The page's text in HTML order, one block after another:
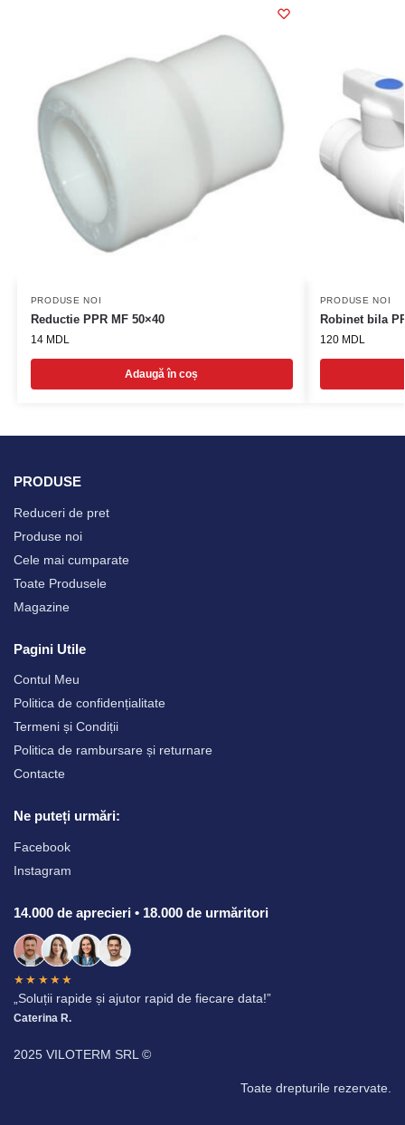
PRODUSE NOI
Reductie PPR MF 50×40
14 MDL
Adaugă în coș
PRODUSE NOI
Robinet bila
120 MDL
PRODUSE
Reduceri de pret
Produse noi
Cele mai cumparate
Toate Produsele
Magazine
Pagini Utile
Contul Meu
Politica de confidențialitate
Termeni și Condiții
Politica de rambursare și returnare
Contacte
Ne puteți urmări:
Facebook
Instagram
14.000 de aprecieri • 18.000 de urmăritori
★★★★★
„Soluții rapide și ajutor rapid de fiecare data!”
Caterina R.
2025 VILOTERM SRL ©
Toate drepturile rezervate.